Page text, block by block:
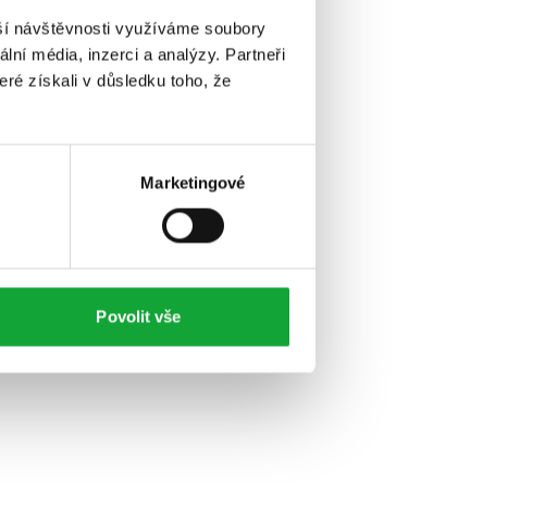
návštěvnosti využíváme soubory
média, inzerci a analýzy. Partneři
získali v důsledku toho, že
Marketingové
Povolit vše